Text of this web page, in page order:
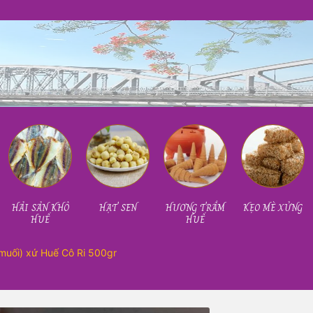
HẢI SẢN KHÔ
HUẾ
HẠT SEN HƯƠNG TRẦM
HUẾ
KẸO MÈ XỬNG
xứ Huế Cô Ri 500gr